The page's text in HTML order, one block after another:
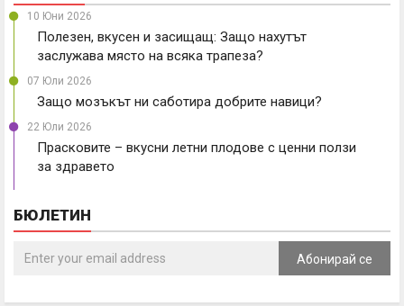
10 Юни 2026
Полезен, вкусен и засищащ: Защо нахутът
заслужава място на всяка трапеза?
07 Юли 2026
Защо мозъкът ни саботира добрите навици?
22 Юли 2026
Прасковите – вкусни летни плодове с ценни ползи
за здравето
БЮЛЕТИН
Абонирай се